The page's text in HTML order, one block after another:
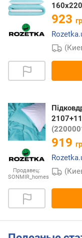
160х220
923
Продавец:
SONMIR_homes
919